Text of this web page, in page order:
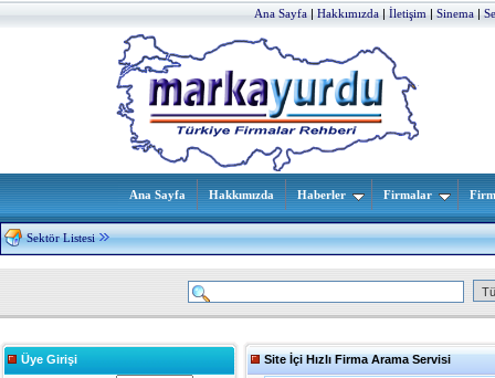
Ana Sayfa|Hakkımızda|İletişim|Sinema|
Ana Sayfa Hakkımızda Haberler Firmalar
Sektör Listesi
Üye Girişi
Site İçi Hızlı Firma Arama Servisi